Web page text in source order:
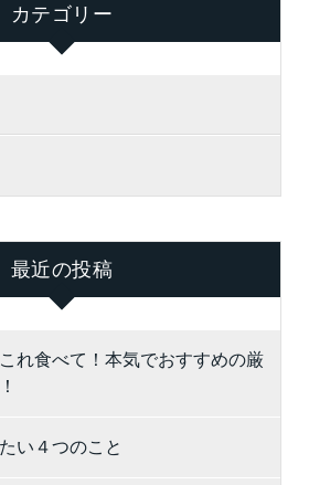
カテゴリー
最近の投稿
れ食べて！本気でおすすめの厳
い４つのこと